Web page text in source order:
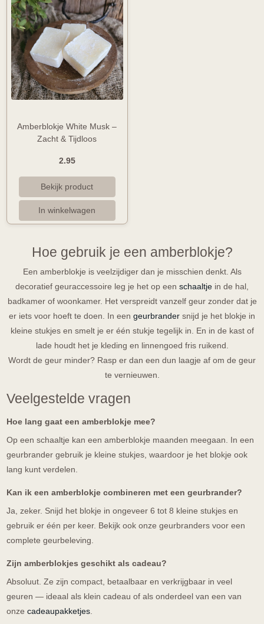
Amberblokje White Musk –
Zacht & Tijdloos
2.95
Hoe gebruik je een amberblokje?
Een amberblokje is veelzijdiger dan je misschien denkt. Als
decoratief geuraccessoire leg je het op een schaaltje in de hal,
badkamer of woonkamer. Het verspreidt vanzelf geur zonder dat je
er iets voor hoeft te doen. In een geurbrander snijd je het blokje in
kleine stukjes en smelt je er één stukje tegelijk in. En in de kast of
lade houdt het je kleding en linnengoed fris ruikend.
Wordt de geur minder? Rasp er dan een dun laagje af om de geur
te vernieuwen.
Veelgestelde vragen
Hoe lang gaat een amberblokje mee?
Op een schaaltje kan een amberblokje maanden meegaan. In een
geurbrander gebruik je kleine stukjes, waardoor je het blokje ook
lang kunt verdelen.
Kan ik een amberblokje combineren met een geurbrander?
Ja, zeker. Snijd het blokje in ongeveer 6 tot 8 kleine stukjes en
gebruik er één per keer. Bekijk ook onze geurbranders voor een
complete geurbeleving.
Zijn amberblokjes geschikt als cadeau?
Absoluut. Ze zijn compact, betaalbaar en verkrijgbaar in veel
geuren — ideaal als klein cadeau of als onderdeel van een van
onze cadeaupakketjes.